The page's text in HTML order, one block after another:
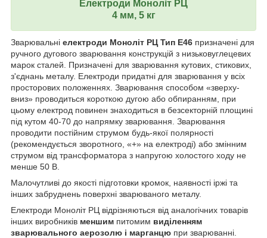
Електроди Моноліт РЦ
4 мм, 5 кг
Зварювальні електроди Моноліт РЦ Тип Е46 призначені для
ручного дугового зварювання конструкцій з низьковуглецевих
марок сталей. Призначені для зварювання кутових, стикових,
з'єднань металу. Електроди придатні для зварювання у всіх
просторових положеннях. Зварювання способом «зверху-
вниз» проводиться короткою дугою або обпиранням, при
цьому електрод повинен знаходиться в безсекторній площині
під кутом 40-70 до напрямку зварювання. Зварювання
проводити постійним струмом будь-якої полярності
(рекомендується зворотного, «+» на електроді) або змінним
струмом від трансформатора з напругою холостого ходу не
менше 50 В.
Малочутливі до якості підготовки кромок, наявності іржі та
інших забруднень поверхні зварюваного металу.
Електроди Моноліт РЦ відрізняються від аналогічних товарів
інших виробників меншим питомим виділенням
зварювального аерозолю і марганцю при зварюванні.